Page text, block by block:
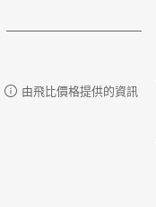
由飛比價格提供的資訊